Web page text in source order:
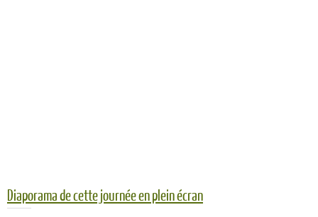
Diaporama de cette journée en plein écran